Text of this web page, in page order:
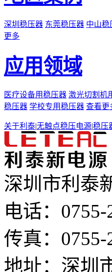
深圳稳压器 东莞稳压器 中山稳
更多
应用领域
医疗设备用稳压器 激光切割机
稳压器 学校专用稳压器 查看更
关于利泰|无触点稳压电源|稳压
深圳市利泰
电话：
传真：0755-
地址：深圳